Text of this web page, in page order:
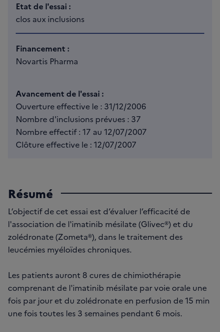
Etat de l'essai :
clos aux inclusions
Financement :
Novartis Pharma
Avancement de l'essai :
Ouverture effective le : 31/12/2006
Nombre d'inclusions prévues : 37
Nombre effectif : 17 au 12/07/2007
Clôture effective le : 12/07/2007
Résumé
L’objectif de cet essai est d’évaluer l’efficacité de
l'association de l'imatinib mésilate (Glivec®) et du
zolédronate (Zometa®), dans le traitement des
leucémies myéloïdes chroniques.
Les patients auront 8 cures de chimiothérapie
comprenant de l'imatinib mésilate par voie orale une
fois par jour et du zolédronate en perfusion de 15 min
une fois toutes les 3 semaines pendant 6 mois.